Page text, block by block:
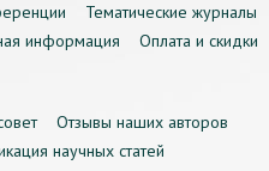
Тематические журналы
информация
Оплата и скидки
Отзывы наших авторов
научных статей